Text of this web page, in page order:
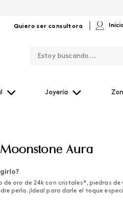
Quiero ser consultora
Joyería
Aura
de oro de 24k con cristales*, piedras
perla. ¡Ideal para darle el toque